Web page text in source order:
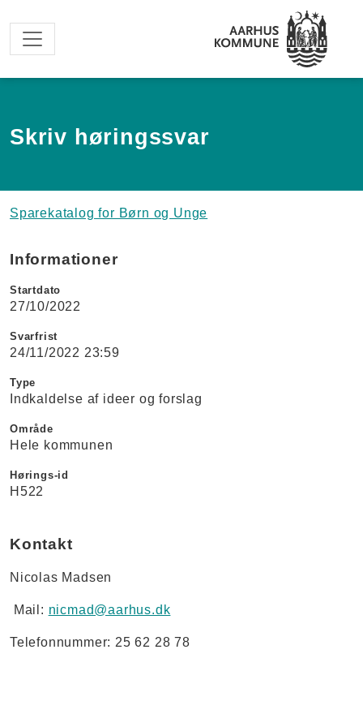
Skriv høringssvar
Sparekatalog for Børn og Unge
Informationer
Startdato
27/10/2022
Svarfrist
24/11/2022 23:59
Type
Indkaldelse af ideer og forslag
Område
Hele kommunen
Hørings-id
H522
Kontakt
Nicolas Madsen
Mail: nicmad@aarhus.dk
Telefonnummer: 25 62 28 78